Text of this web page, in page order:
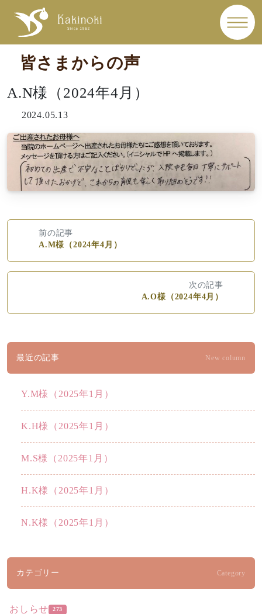
皆さまからの声
A.N様（2024年4月）
2024.05.13
前の記事
A.M様（2024年4月）
次の記事
A.O様（2024年4月）
最近の記事 New column
Y.M様（2025年1月）
K.H様（2025年1月）
M.S様（2025年1月）
H.K様（2025年1月）
N.K様（2025年1月）
カテゴリー Category
おしらせ 273